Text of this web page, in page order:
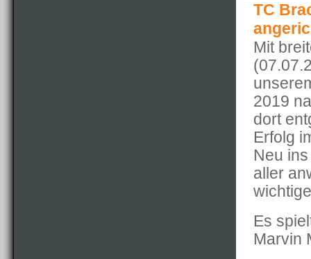
TC
Mit
2019
dort
Erfolg
Neu
aller
Es
Marvin